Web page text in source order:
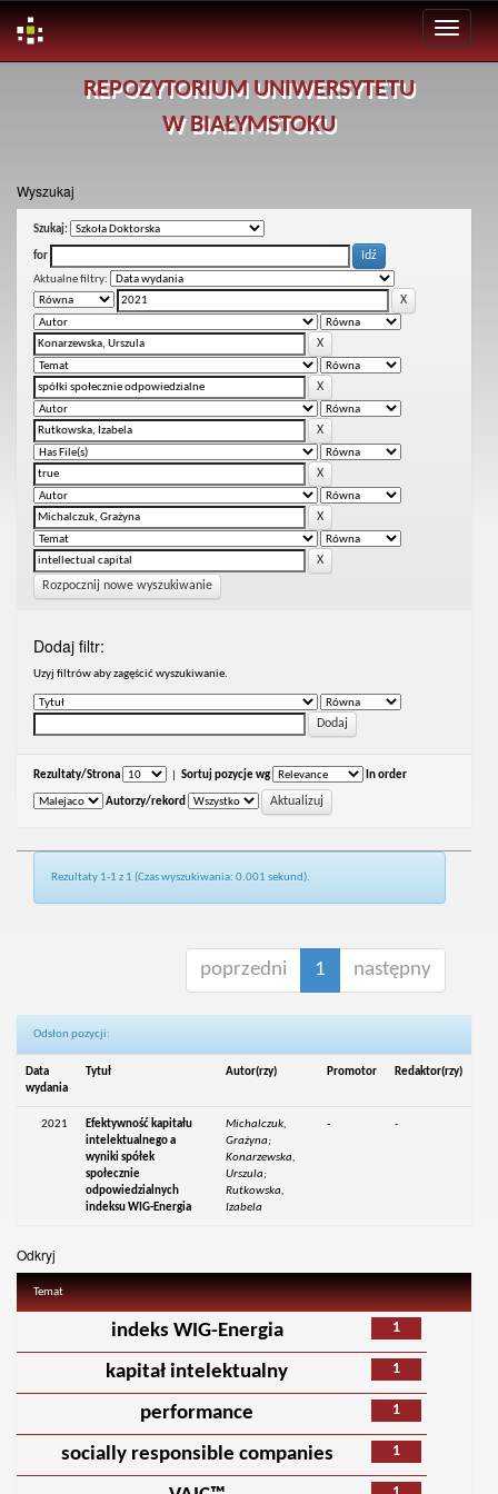
REPOZYTORIUM UNIWERSYTETU
W BIAŁYMSTOKU
Wyszukaj
Szukaj:
for
Aktualne filtry:
Rozpocznij nowe wyszukiwanie
Dodaj filtr:
Uzyj filtrów aby zagęścić wyszukiwanie.
Rezultaty/Strona Sortuj pozycje wg In order
Autorzy/rekord
Rezultaty 1-1 z 1 (Czas wyszukiwania: 0.001 sekund).
poprzedni 1 następny
Odsłon pozycji:
Data
wydania
Tytuł Autor(rzy) Promotor Redaktor(rzy)
2021
Efektywność kapitału
intelektualnego a
wyniki spółek
społecznie
odpowiedzialnych
indeksu WIG-Energia
Michalczuk,
Grażyna;
Konarzewska,
Urszula;
Rutkowska,
Izabela
- -
Odkryj
Temat
1
indeks WIG-Energia
1
kapitał intelektualny
1
performance
1
socially responsible companies